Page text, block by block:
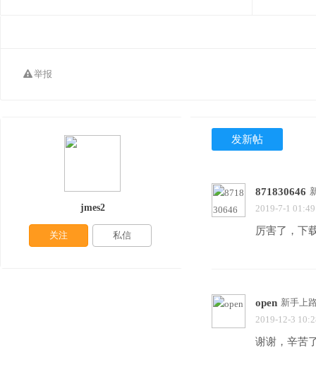
举报
发新帖
871830646
2019-7-1
厉害了，下
open 新手上
2019-12-3
谢谢，辛苦
jmes2
关注 私信